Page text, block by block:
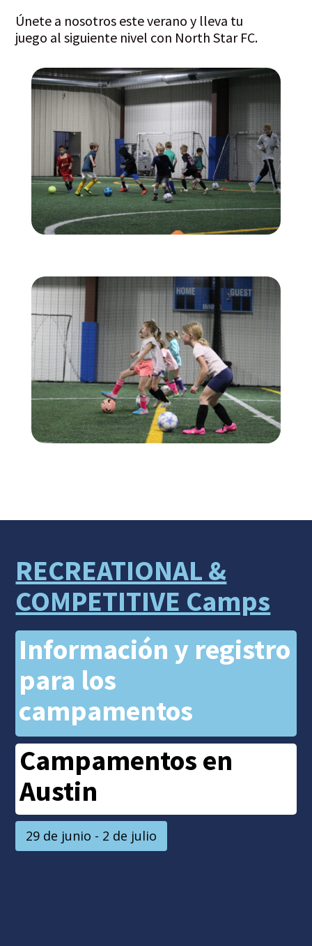
Únete a nosotros este verano y lleva tu
juego al siguiente nivel con North Star FC.
RECREATIONAL &
COMPETITIVE Camps
Información y registro
para los
campamentos
Campamentos en
Austin
29 de junio - 2 de julio